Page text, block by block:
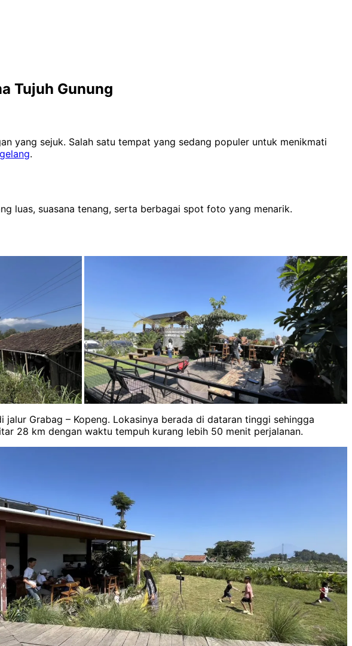
Tujuh Gunung
yang sejuk. Salah satu tempat yang sedang populer untuk menikmati
.
luas, suasana tenang, serta berbagai spot foto yang menarik.
Grabag – Kopeng. Lokasinya berada di dataran tinggi sehingga
28 km dengan waktu tempuh kurang lebih 50 menit perjalanan.